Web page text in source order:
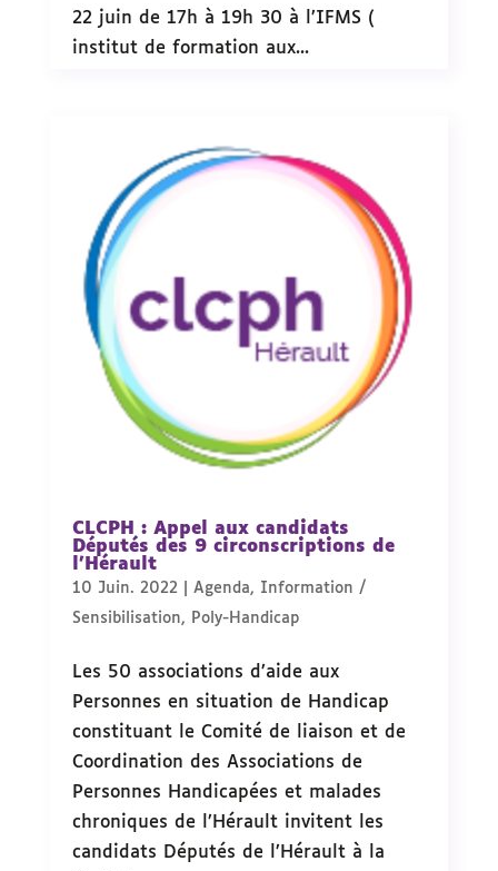
22 juin de 17h à 19h 30 à l’IFMS (
institut de formation aux...
CLCPH : Appel aux candidats
Députés des 9 circonscriptions de
l’Hérault
10 Juin. 2022 Agenda, Information /
Sensibilisation, Poly-Handicap
Les 50 associations d’aide aux
Personnes en situation de Handicap
constituant le Comité de liaison et de
Coordination des Associations de
Personnes Handicapées et malades
chroniques de l’Hérault invitent les
candidats Députés de l’Hérault à la